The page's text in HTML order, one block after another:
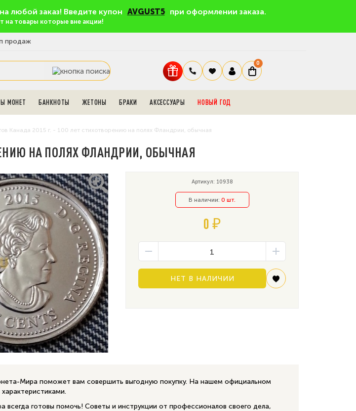
на любой заказ! Введите купон AVGUST5 при оформлении заказа.
на товары которые вне акции!
продаж
0
МОНЕТ БАНКНОТЫ ЖЕТОНЫ БРАКИ АКСЕССУАРЫ НОВЫЙ ГОД
Канада 2015 г. - 100 лет стихотворению на полях Фландрии, обычная
НА ПОЛЯХ ФЛАНДРИИ, ОБЫЧНАЯ
Артикул: 10938
В наличии:0 шт.
0 ₽
НЕТ В НАЛИЧИИ
Мира поможет вам совершить выгодную покупку. На нашем официальном
готовы помочь! Советы и инструкции от профессионалов своего дела,